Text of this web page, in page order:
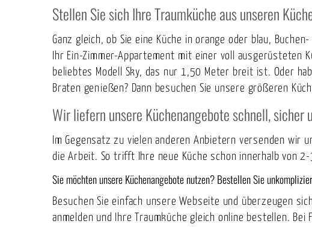
Stellen Sie sich Ihre Traumküche aus unseren
Ganz gleich, ob Sie eine Küche in orange oder blau,
Ihr Ein-Zimmer-Appartement mit einer voll ausgerüsteten
beliebtes Modell Sky, das nur 1,50 Meter breit ist. Oder
Braten genießen? Dann besuchen Sie unsere größeren
Wir liefern unsere Küchenangebote schnell, sicher
Im Gegensatz zu vielen anderen Anbietern versenden wir
die Arbeit. So trifft Ihre neue Küche schon innerhalb von
Sie möchten unsere Küchenangebote nutzen? Bestellen Sie
Besuchen Sie einfach unsereWebseite und überzeugen
anmelden und Ihre Traumküche gleich online bestellen.